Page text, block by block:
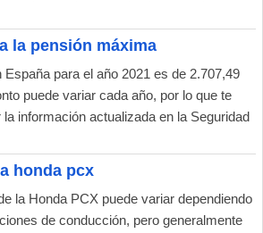
la pensión máxima
para el año 2021 es de 2.707,49
puede variar cada año, por lo que te
información actualizada en la Seguridad
honda pcx
la Honda PCX puede variar dependiendo
de conducción, pero generalmente